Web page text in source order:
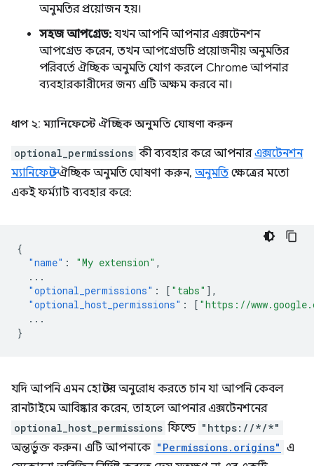
অনুমতির প্রয়োজন হয়।
সহজ আপগ্রেড: যখন আপনি আপনার এক্সটেনশন
আপগ্রেড করেন, তখন আপগ্রেডটি প্রয়োজনীয় অনুমতির
পরিবর্তে ঐচ্ছিক অনুমতি যোগ করলে Chrome আপনার
ব্যবহারকারীদের জন্য এটি অক্ষম করবে না।
ধাপ ২: ম্যানিফেস্টে ঐচ্ছিক অনুমতি ঘোষণা করুন
optional_permissions কী ব্যবহার করে আপনারএক্সটেনশন
ম্যানিফেস্টেঐচ্ছিক অনুমতি ঘোষণা করুন, অনুমতি ক্ষেত্রের মতো
একই ফর্ম্যাট ব্যবহার করে:
{
"name" : "My extension" ,
...
"optional_permissions" : [ "tabs" ],
"optional_host_permissions" : [ "https://
...
}
যদি আপনি এমন হোস্টের অনুরোধ করতে চান যা আপনি কেবল
রানটাইমে আবিষ্কার করেন, তাহলে আপনার এক্সটেনশনের
optional_host_permissions ফিল্ডে "https://*/*"
অন্তর্ভুক্ত করুন। এটি আপনাকে "Permissions.origins" এ